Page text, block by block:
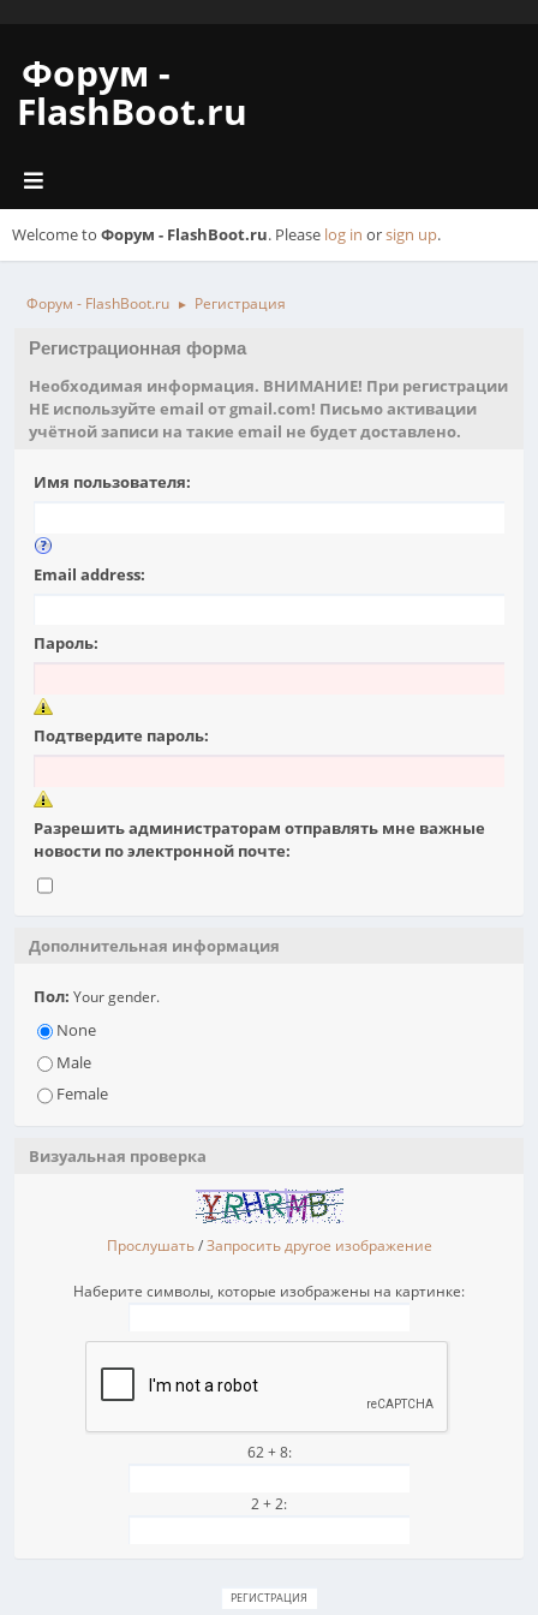
Форум -
FlashBoot.ru
Welcome to Форум - FlashBoot.ru. Please log in orsign up.
Форум - FlashBoot.ru ► Регистрация
Регистрационная форма
Необходимая информация. ВНИМАНИЕ! При регистрации
НЕ используйте email от gmail.com! Письмо активации
учётной записи на такие email не будет доставлено.
Имя пользователя:
Email address:
Пароль:
Подтвердите пароль:
Разрешить администраторам отправлять мне важные
новости по электронной почте:
Дополнительная информация
Пол: Your gender.
None
Male
Female
Визуальная проверка
Прослушать/Запросить другое изображение
Наберите символы, которые изображены на картинке:
62 + 8:
2 + 2: